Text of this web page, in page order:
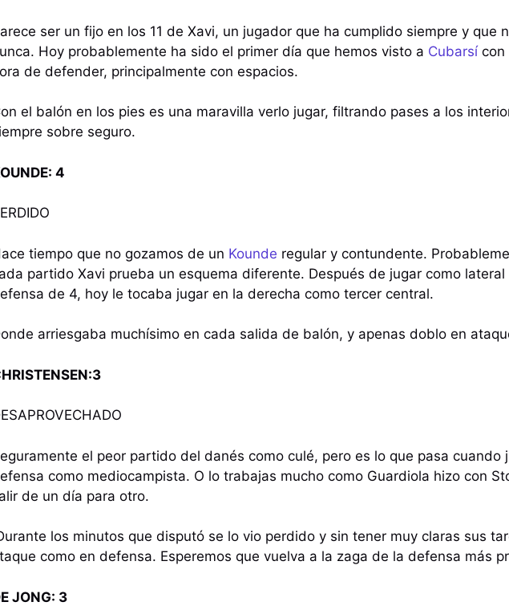
ser un fijo en los 11 de Xavi, un jugador que ha cumplido siempre y que
Hoy probablemente ha sido el primer día que hemos visto a Cubarsícon
de defender, principalmente con espacios.
el balón en los pies es una maravilla verlo jugar, filtrando pases a los
sobre seguro.
4
tiempo que no gozamos de un Kounde regular y contundente.
partido Xavi prueba un esquema diferente. Después de jugar como lateral
de 4, hoy le tocaba jugar en la derecha como tercer central.
arriesgaba muchísimo en cada salida de balón, y apenas doblo en
el peor partido del danés como culé, pero es lo que pasa cuando
como mediocampista. O lo trabajas mucho como Guardiola hizo con
de un día para otro.
los minutos que disputó se lo vio perdido y sin tener muy claras sus
como en defensa. Esperemos que vuelva a la zaga de la defensa más
JONG: 3